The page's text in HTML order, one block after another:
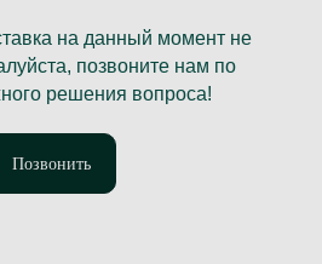
на данный момент не
позвоните нам по
решения вопроса!
Позвонить